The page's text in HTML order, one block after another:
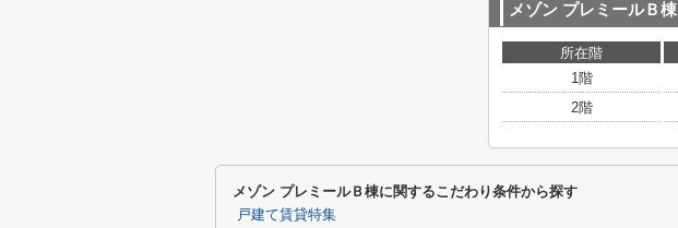
メゾン プレミールＢ棟
所在階
1階
2階
メゾン プレミールＢ棟に関するこだわり条件から探す
戸建て賃貸特集